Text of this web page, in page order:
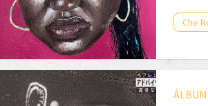
Che
ÁLBUM